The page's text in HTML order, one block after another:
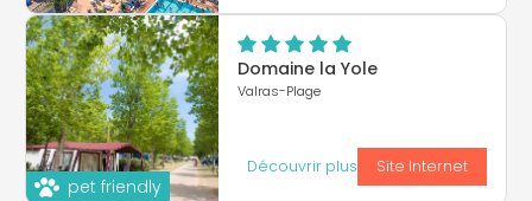
pet friendly
Domaine la Yole
Valras-Plage
Découvrir plus Site Internet